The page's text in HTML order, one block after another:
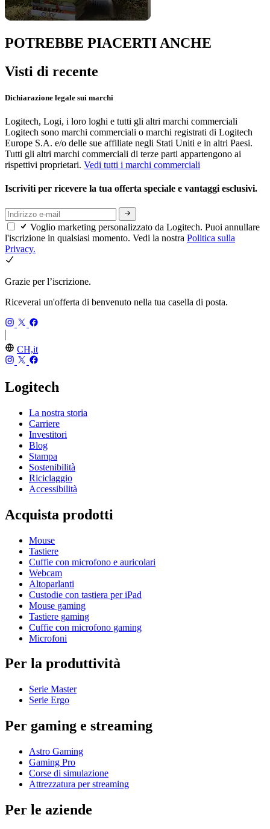
POTREBBE PIACERTI ANCHE
Visti di recente
Dichiarazione legale sui marchi
Logitech, Logi, i loro loghi e tutti gli altri marchi commerciali
Logitech sono marchi commerciali o marchi registrati di Logitech
Europe S.A. e/o delle sue affiliate negli Stati Uniti e in altri Paesi.
Tutti gli altri marchi commerciali di terze parti appartengono ai
rispettivi proprietari. Vedi tutti i marchi commerciali
Iscriviti per ricevere la tua offerta speciale e vantaggi esclusivi.
Voglio marketing personalizzato da Logitech. Puoi annullare
l'iscrizione in qualsiasi momento. Vedi la nostra Politica sulla
Privacy.
Grazie per l’iscrizione.
Riceverai un'offerta di benvenuto nella tua casella di posta.
CH,it
Logitech
La nostra storia
Carriere
Investitori
Blog
Stampa
Sostenibilità
Riciclaggio
Accessibilità
Acquista prodotti
Mouse
Tastiere
Cuffie con microfono e auricolari
Webcam
Altoparlanti
Custodie con tastiera per iPad
Mouse gaming
Tastiere gaming
Cuffie con microfono gaming
Microfoni
Per la produttività
Serie Master
Serie Ergo
Per gaming e streaming
Astro Gaming
Gaming Pro
Corse di simulazione
Attrezzatura per streaming
Per le aziende